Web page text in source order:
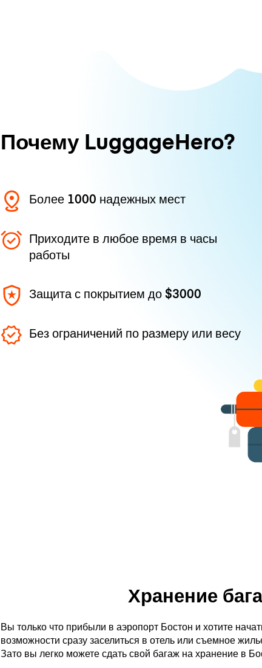
Почему LuggageHero?
Более 1000 надежных мест
Приходите в любое время в часы
работы
Защита с покрытием до$3000
Без ограничений по размеру или весу
Хранение
Вы только что прибыли в аэропорт Бостон и хотите
возможности сразу заселиться в отель или съемное
Зато вы легко можете сдать свой багаж на хранение в